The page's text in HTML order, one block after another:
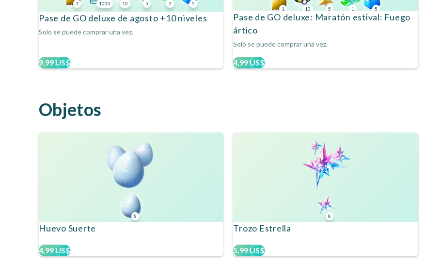
1 1000 10 5 2 5
Pase de GO deluxe de agosto +10 niveles
Solo se puede comprar una vez.
9,99 US$
1 10 5 1 5
Pase de GO deluxe: Maratón estival: Fuego
ártico
Solo se puede comprar una vez.
4,99 US$
Objetos
8
Huevo Suerte
4,99 US$
8
Trozo Estrella
5,99 US$